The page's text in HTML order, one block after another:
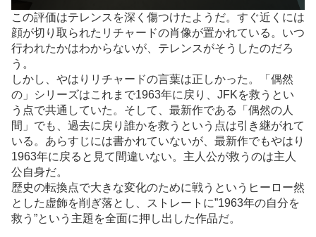
この評価はテレンスを深く傷つけたようだ。すぐ近くには
顔が切り取られたリチャードの肖像が置かれている。いつ
行われたかはわからないが、テレンスがそうしたのだろ
う。
しかし、やはりリチャードの言葉は正しかった。「偶然
の」シリーズはこれまで1963年に戻り、JFKを救うとい
う点で共通していた。そして、最新作である「偶然の人
間」でも、過去に戻り誰かを救うという点は引き継がれて
いる。あらすじには書かれていないが、最新作でもやはり
1963年に戻ると見て間違いない。主人公が救うのは主人
公自身だ。
歴史の転換点で大きな変化のために戦うというヒーロー然
とした虚飾を削ぎ落とし、ストレートに”1963年の自分を
救う”という主題を全面に押し出した作品だ。